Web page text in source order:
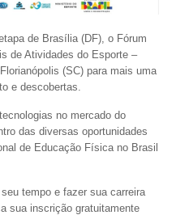
de Brasília (DF), o Fórum
de Atividades do Esporte –
(SC) para mais uma
e descobertas.
no mercado do
das diversas oportunidades
de Educação Física no Brasil
tempo e fazer sua carreira
sua inscrição gratuitamente